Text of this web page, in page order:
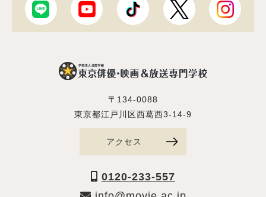
〒134-0088
東京都江戸川区西葛西3-14-9
アクセス
0120-233-557